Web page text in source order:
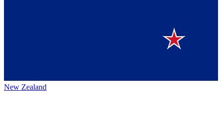
New Zealand